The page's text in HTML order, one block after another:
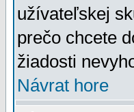
užívateľskej
prečo chcete
žiadosti
Návrat hore